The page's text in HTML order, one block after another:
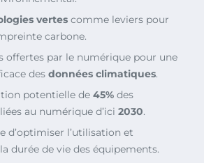
vertes comme leviers pour
carbone.
offertes par le numérique pour une
des données climatiques.
potentielle de 45% des
au numérique d’ici 2030.
d’optimiser l’utilisation et
durée de vie des équipements.